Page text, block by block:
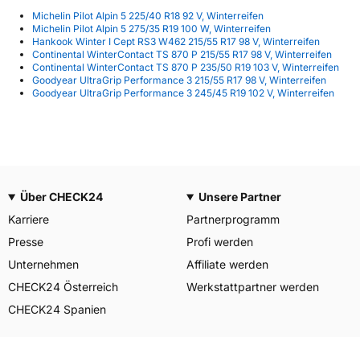
Michelin Pilot Alpin 5 225/40 R18 92 V, Winterreifen
Michelin Pilot Alpin 5 275/35 R19 100 W, Winterreifen
Hankook Winter I Cept RS3 W462 215/55 R17 98 V, Winterreifen
Continental WinterContact TS 870 P 215/55 R17 98 V, Winterreifen
Continental WinterContact TS 870 P 235/50 R19 103 V, Winterreifen
Goodyear UltraGrip Performance 3 215/55 R17 98 V, Winterreifen
Goodyear UltraGrip Performance 3 245/45 R19 102 V, Winterreifen
Über CHECK24
Karriere
Presse
Unternehmen
CHECK24 Österreich
CHECK24 Spanien
Unsere Partner
Partnerprogramm
Profi werden
Affiliate werden
Werkstattpartner werden